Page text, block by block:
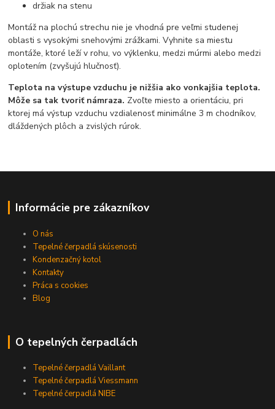
držiak na stenu
Montáž na plochú strechu nie je vhodná pre veľmi studenej
oblasti s vysokými snehovými zrážkami. Vyhnite sa miestu
montáže, ktoré leží v rohu, vo výklenku, medzi múrmi alebo medzi
oplotením (zvyšujú hlučnosť).
Teplota na výstupe vzduchu je nižšia ako vonkajšia teplota.
Môže sa tak tvoriť námraza. Zvoľte miesto a orientáciu, pri
ktorej má výstup vzduchu vzdialenosť minimálne 3 m chodníkov,
dláždených plôch a zvislých rúrok.
Informácie pre zákazníkov
O nás
Tepelné čerpadlá skúsenosti
Kondenzačný kotol
Kontakty
Práca s cookies
Blog
O tepelných čerpadlách
Tepelné čerpadlá Vaillant
Tepelné čerpadlá Viessmann
Tepelné čerpadlá NIBE